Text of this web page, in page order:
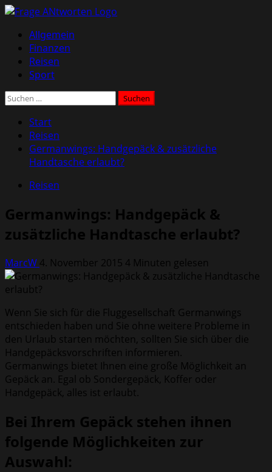
Zum
springen
Primäres
Menü
Allgemein
Finanzen
Reisen
Sport
Suchen
Start
Reisen
Germanwings: Handgepäck & zusätzliche
Handtasche erlaubt?
Reisen
Germanwings: Handgepäck &
zusätzliche Handtasche erlaubt?
MarcW 4. November 2015 4 Minuten gelesen
Wenn Sie sich für die Fluggesellschaft Germanwings
entschieden haben und Sie ohne weitere Probleme in
den Urlaub starten möchten, sollten Sie sich über die
Handgepäcksvorschriften informieren.
Germanwings bietet Ihnen eine große Möglichkeit an
Gepäck an. Egal ob Sondergepäck, Koffer oder
Handgepäck, alles ist erlaubt.
Bei Ihrem Gepäck stehen ihnen
folgende Möglichkeiten zur
Auswahl: